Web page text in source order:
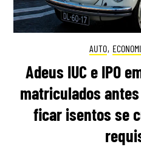
AUTO,
Adeus IUC e IPO
matriculados
ficar isentos se